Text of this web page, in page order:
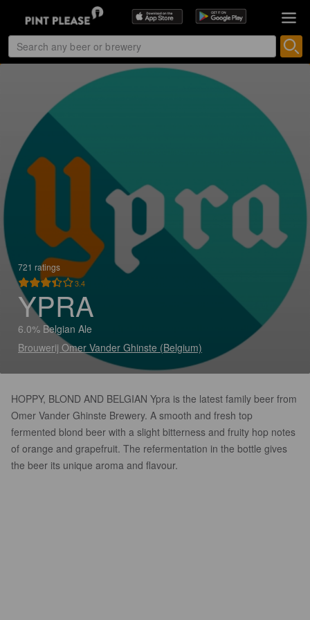
721 ratings
3.4
YPRA
6.0% Belgian Ale
Brouwerij Omer Vander Ghinste (Belgium)
HOPPY, BLOND AND BELGIAN Ypra is the latest family beer from
Omer Vander Ghinste Brewery. A smooth and fresh top
fermented blond beer with a slight bitterness and fruity hop notes
of orange and grapefruit. The refermentation in the bottle gives
the beer its unique aroma and flavour.